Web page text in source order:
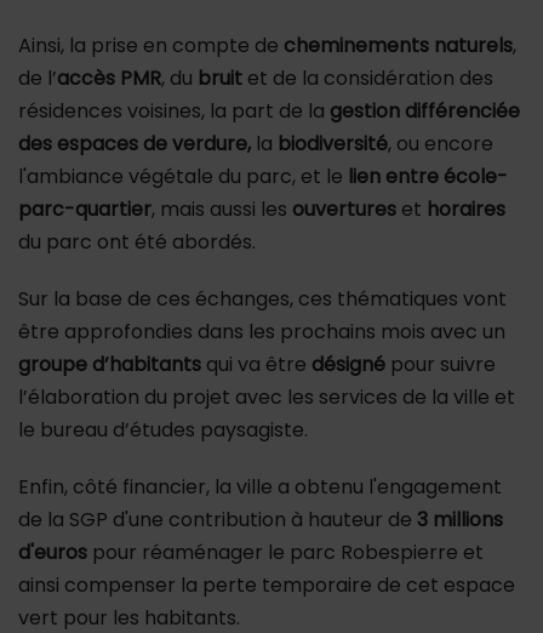
Ainsi, la prise en compte de cheminements naturels,
de l’accès PMR, du bruit et de la considération des
résidences voisines, la part de la gestion différenciée
des espaces de verdure, la biodiversité, ou encore
l'ambiance végétale du parc, et le lien entre école-
parc-quartier, mais aussi les ouvertures et horaires
du parc ont été abordés.
Sur la base de ces échanges, ces thématiques vont
être approfondies dans les prochains mois avec un
groupe d’habitants qui va être désigné pour suivre
l’élaboration du projet avec les services de la ville et
le bureau d’études paysagiste.
Enfin, côté financier, la ville a obtenu l'engagement
de la SGP d'une contribution à hauteur de 3 millions
d'euros pour réaménager le parc Robespierre et
ainsi compenser la perte temporaire de cet espace
vert pour les habitants.